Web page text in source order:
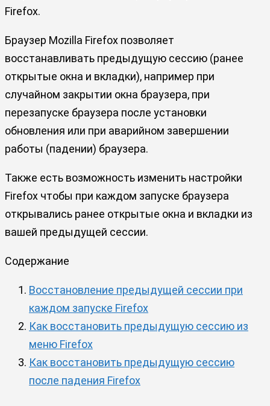
Firefox.
Браузер Mozilla Firefox позволяет
восстанавливать предыдущую сессию (ранее
открытые окна и вкладки), например при
случайном закрытии окна браузера, при
перезапуске браузера после установки
обновления или при аварийном завершении
работы (падении) браузера.
Также есть возможность изменить настройки
Firefox чтобы при каждом запуске браузера
открывались ранее открытые окна и вкладки из
вашей предыдущей сессии.
Содержание
Восстановление предыдущей сессии при
каждом запуске Firefox
Как восстановить предыдущую сессию из
меню Firefox
Как восстановить предыдущую сессию
после падения Firefox